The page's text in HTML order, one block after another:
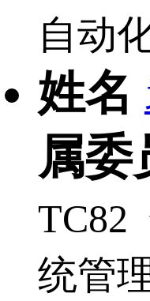
自动
姓名
属委
TC82
统管